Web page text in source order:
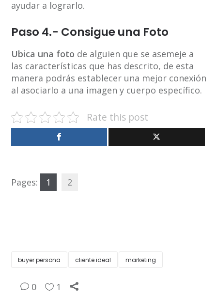
ayudar a lograrlo.
Paso 4.- Consigue una Foto
Ubica una foto de alguien que se asemeje a
las características que has descrito, de esta
manera podrás establecer una mejor conexión
al asociarlo a una imagen y cuerpo específico.
Rate this post
Pages: 1 2
buyer persona cliente ideal marketing
0 1